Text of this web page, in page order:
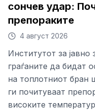
сончев удар:
препораките
4 август 2026
Институтот за јавно
граѓаните да бидат
на топлотниот бран
ги почитуваат
високите